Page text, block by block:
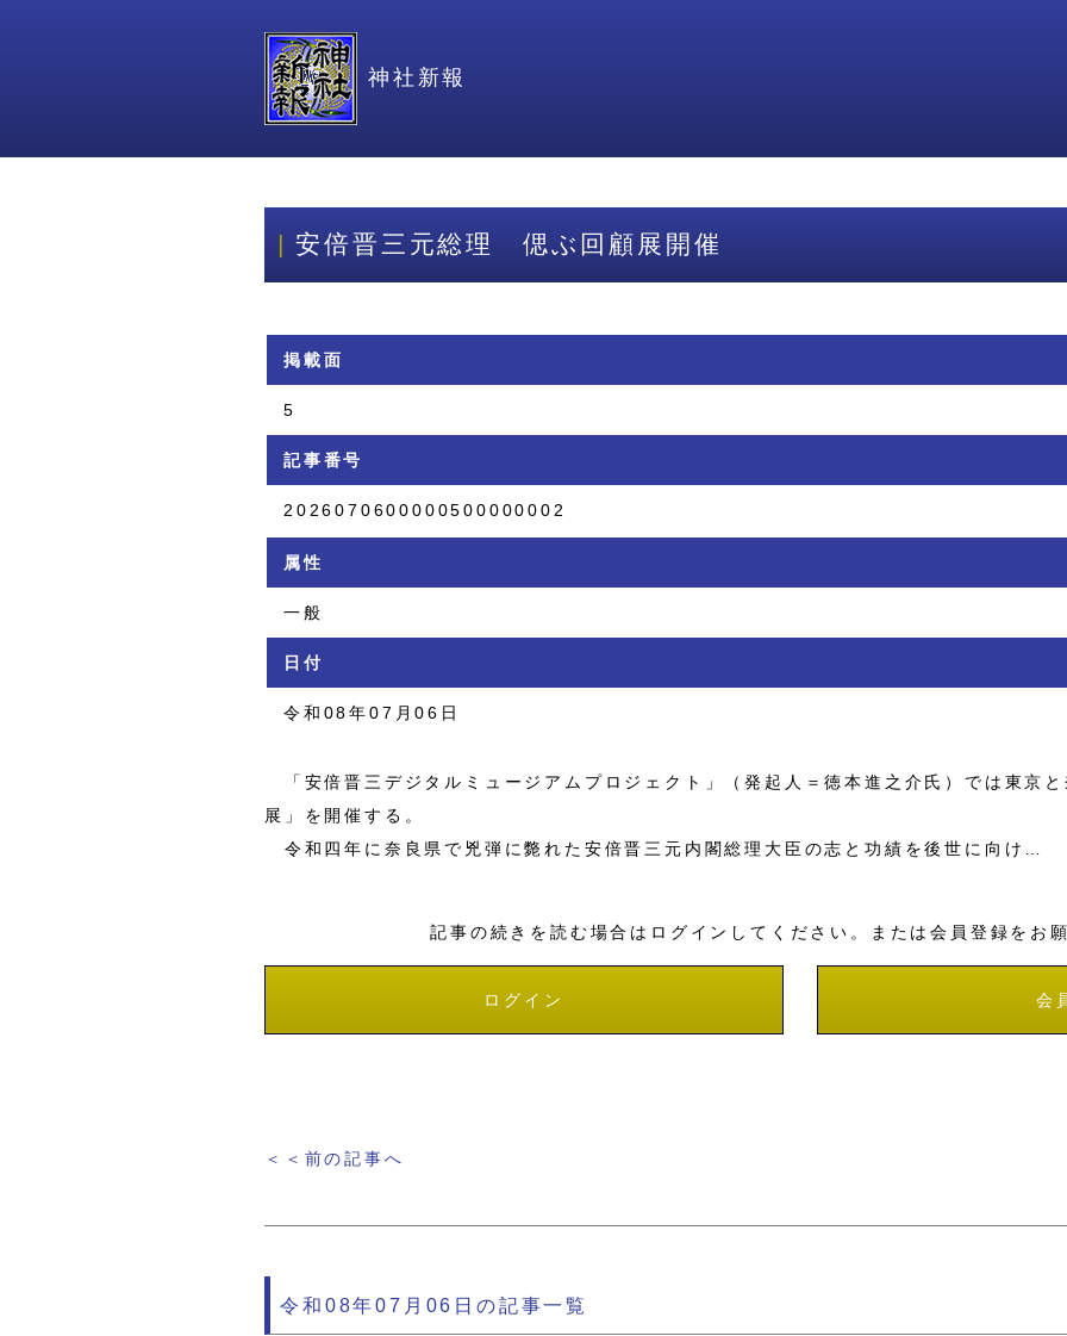
神社新報
安倍晋三元総理 偲ぶ回顧展開催
掲載面
5
記事番号
2026070600000500000002
属性
一般
日付
令和08年07月06日
「安倍晋三デジタルミュージアムプロジェクト」（発起人＝徳本進之介氏）では東京
展」を開催する。
令和四年に奈良県で兇弾に斃れた安倍晋三元内閣総理大臣の志と功績を後世に向け…
記事の続きを読む場合はログインしてください。または会員登録をお
ログイン 会
＜＜前の記事へ
令和08年07月06日の記事一覧